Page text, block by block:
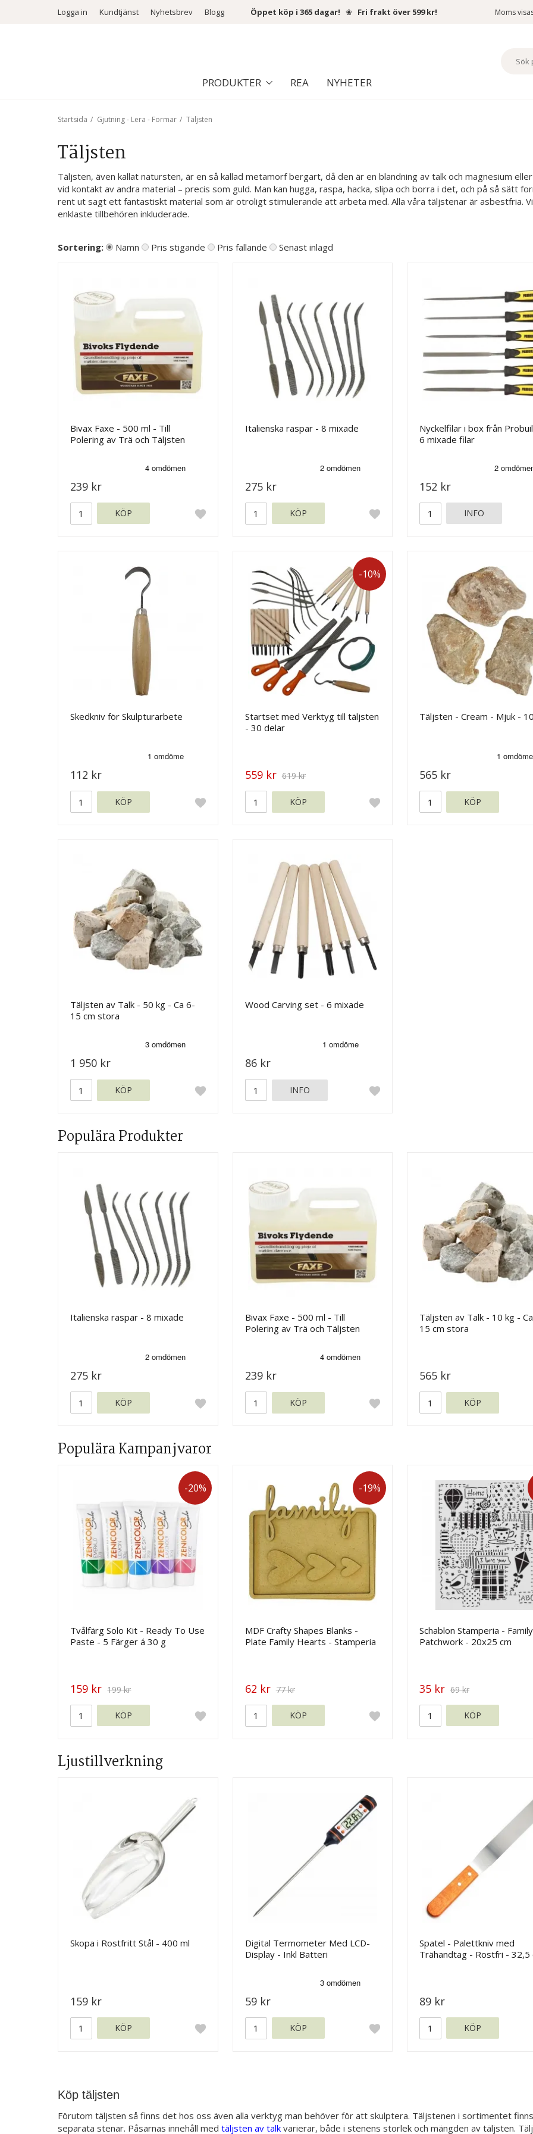
Logga in Kundtjänst Nyhetsbrev Blogg Öppet köp i 365 dagar! ❀ Fri frakt över 599 kr! Moms
PRODUKTER REA NYHETER
Startsida / Gjutning - Lera - Formar / Täljsten
Täljsten
Täljsten, även kallat natursten, är en så kallad metamorf bergart, då den är en blandning av talk och magnesium
vid kontakt av andra material – precis som guld. Man kan hugga, raspa, hacka, slipa och borra i det, och på så sätt
rent ut sagt ett fantastiskt material som är otroligt stimulerande att arbeta med. Alla våra täljstenar är asbestfria.
enklaste tillbehören inkluderade.
Sortering: Namn Pris stigande Pris fallande Senast inlagd
Bivax Faxe - 500 ml - Till
Polering av Trä och Täljsten
239 kr
KÖP
Italienska raspar - 8 mixade
275 kr
KÖP
Nyckelfilar i box från
6 mixade filar
152 kr
INFO
Skedkniv för Skulpturarbete
112 kr
KÖP
-10%
Startset med Verktyg till täljsten
- 30 delar
559 kr 619 kr
KÖP
Täljsten - Cream - Mjuk -
565 kr
KÖP
Täljsten av Talk - 50 kg - Ca 6-
15 cm stora
1 950 kr
KÖP
Wood Carving set - 6 mixade
86 kr
INFO
Populära Produkter
Italienska raspar - 8 mixade
275 kr
KÖP
Bivax Faxe - 500 ml - Till
Polering av Trä och Täljsten
239 kr
KÖP
Täljsten av Talk - 10 kg -
15 cm stora
565 kr
KÖP
Populära Kampanjvaror
-20%
Tvålfärg Solo Kit - Ready To Use
Paste - 5 Färger á 30 g
159 kr 199 kr
KÖP
-19%
MDF Crafty Shapes Blanks -
Plate Family Hearts - Stamperia
62 kr 77 kr
KÖP
Schablon Stamperia - Family
Patchwork - 20x25 cm
35 kr 69 kr
KÖP
Ljustillverkning
Skopa i Rostfritt Stål - 400 ml
159 kr
KÖP
Digital Termometer Med LCD-
Display - Inkl Batteri
59 kr
KÖP
Spatel - Palettkniv med
Trähandtag - Rostfri - 32,5
89 kr
KÖP
Köp täljsten
Förutom täljsten så finns det hos oss även alla verktyg man behöver för att skulptera. Täljstenen i sortimentet
separata stenar. Påsarnas innehåll med täljsten av talk varierar, både i stenens storlek och mängden av täljsten.